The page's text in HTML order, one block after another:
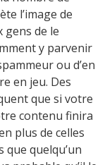
l’image de
de le
y parvenir
ou d’en
en jeu. Des
que si votre
contenu finira
plus de celles
quelqu’un